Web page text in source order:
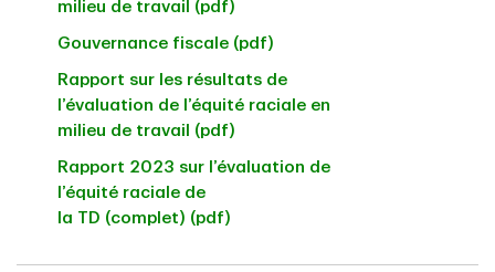
milieu de travail (pdf)
Gouvernance fiscale (pdf)
Rapport sur les résultats de
l’évaluation de l’équité raciale en
milieu de travail (pdf)
Rapport 2023 sur l’évaluation de
l’équité raciale de
la TD (complet) (pdf)